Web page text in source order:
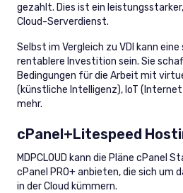
gezahlt. Dies ist ein
Cloud-Serverdienst.
Selbst im Vergleich zu VDI kann eine
rentablere Investition sein. Sie
Bedingungen für die Arbeit mit
(künstliche Intelligenz), IoT
mehr.
cPanel+Litespeed
MDPCLOUD kann die Pläne cPanel
cPanel PRO+ anbieten, die sich um
in der Cloud kümmern.